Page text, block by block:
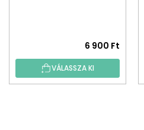
6 900 Ft
VÁLASSZA KI